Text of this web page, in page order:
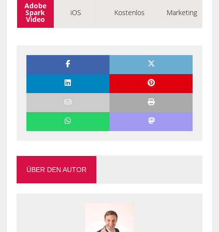
Adobe
Spark
Video
iOS Kostenlos Marketing
ÜBER DEN AUTOR